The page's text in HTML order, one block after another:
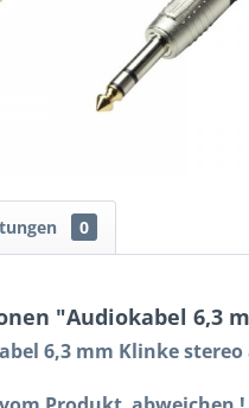
0
"Audiokabel 6,3
6,3 mm Klinke